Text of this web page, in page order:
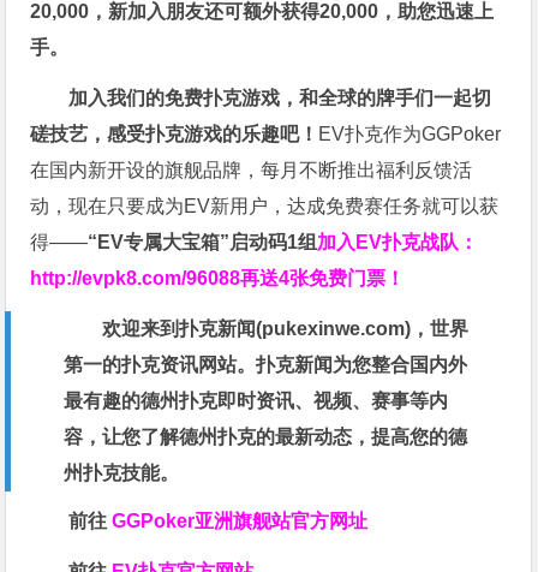
20,000，新加入朋友还可额外获得20,000，助您迅速上
手。
加入我们的免费扑克游戏，和全球的牌手们一起切
磋技艺，感受扑克游戏的乐趣吧！ EV扑克作为GGPoker
在国内新开设的旗舰品牌，每月不断推出福利反馈活
动，现在只要成为EV新用户，达成免费赛任务就可以获
得——“EV专属大宝箱”启动码1组 加入EV扑克战队：
http://evpk8.com/96088再送4张免费门票！
欢迎来到扑克新闻(pukexinwe.com)，世界
第一的扑克资讯网站。扑克新闻为您整合国内外
最有趣的德州扑克即时资讯、视频、赛事等内
容，让您了解德州扑克的最新动态，提高您的德
州扑克技能。
前往GGPoker亚洲旗舰站官方网址